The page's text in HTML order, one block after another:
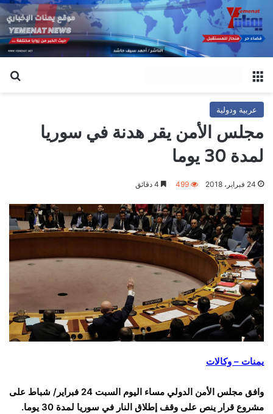
عربية ودولية
مجلس الأمن يقر هدنة في سوريا
لمدة 30 يوما
24 فبراير، 2018 499
يمنات – وكالات
وافق مجلس الأمن الدولي مساء اليوم السبت 24 فبراير/ شباط على
مشروع قرار ينص على وقف إطلاق النار في سوريا لمدة 30 يوما.